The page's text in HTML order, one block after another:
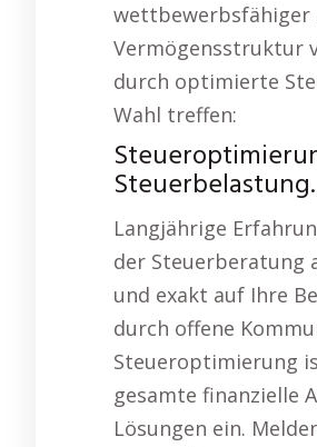
wettbewerbsfähiger
Vermögensstruktur
durch optimierte
Wahl treffen:
Steuerbelastung.
Langjährige
der Steuerberatung
und exakt auf Ihre
durch offene
Steueroptimierung
gesamte finanzielle
Lösungen ein.